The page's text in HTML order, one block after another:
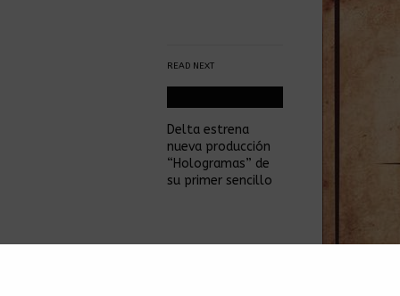
READ NEXT
Delta estrena
nueva producción
“Hologramas” de
su primer sencillo